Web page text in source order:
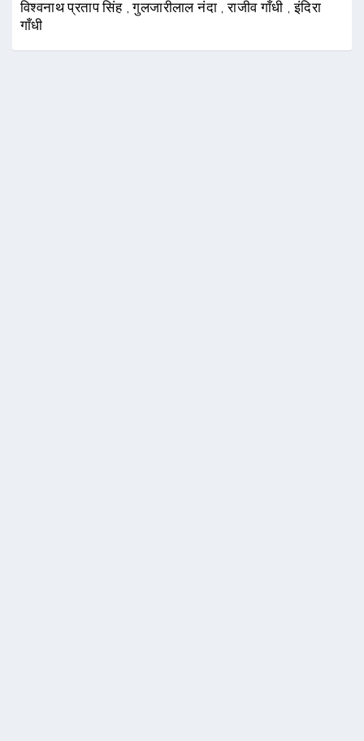
विश्वनाथ प्रताप सिंह ,गुलजारीलाल नंदा ,राजीव गाँधी ,इंदिरा
गाँधी